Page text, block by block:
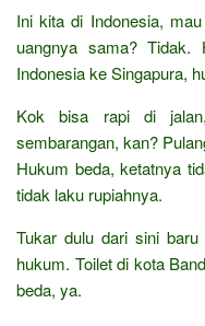
Ini kita di Indonesia,
uangnya sama?
Indonesia ke Singapura,
Kok bisa rapi di
sembarangan, kan?
Hukum beda, ketatnya
tidak laku rupiahnya.
Tukar dulu dari sini
hukum. Toilet di kota
beda, ya.